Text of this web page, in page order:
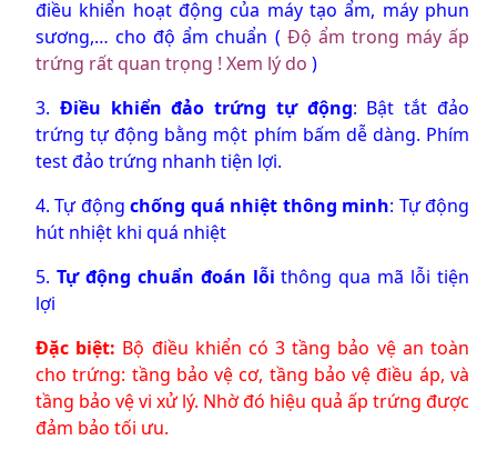
điều khiển hoạt động của máy tạo ẩm, máy phun
sương,… cho độ ẩm chuẩn ( Độ ẩm trong máy ấp
trứng rất quan trọng ! Xem lý do )
3. Điều khiển đảo trứng tự động: Bật tắt đảo
trứng tự động bằng một phím bấm dễ dàng. Phím
test đảo trứng nhanh tiện lợi.
4. Tự độngchống quá nhiệt thông minh: Tự động
hút nhiệt khi quá nhiệt
5. Tự động chuẩn đoán lỗi thông qua mã lỗi tiện
lợi
Đặc biệt: Bộ điều khiển có 3 tầng bảo vệ an toàn
cho trứng: tầng bảo vệ cơ, tầng bảo vệ điều áp, và
tầng bảo vệ vi xử lý. Nhờ đó hiệu quả ấp trứng được
đảm bảo tối ưu.